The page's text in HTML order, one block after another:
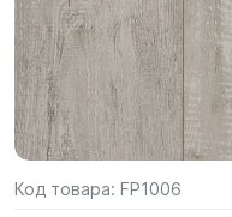
Код товара: FP1006